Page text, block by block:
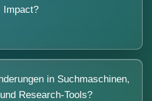
Impact?
in Suchmaschinen,
Research-Tools?